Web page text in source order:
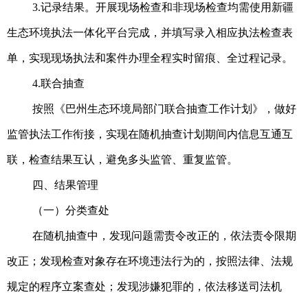
3.记录结果。开展现场检查和非现场检查均需使用新疆
生态环境执法一体化平台完成，并填写录入相应执法检查表
单，实现现场执法和案件办理全程实时留痕、全过程记录。
4.联合抽查
按照《巴州生态环境局部门联合抽查工作计划》，做好
监管执法工作衔接，实现在随机抽查计划期间内信息互通互
联，检查结果互认，避免多头监管、重复监管。
四、结果管理
（一）分类查处
在随机抽查中，发现问题需责令改正的，依法责令限期
改正；发现检查对象存在环境违法行为的，按照法律、法规
规定的程序立案查处；发现涉嫌犯罪的，依法移送司法机